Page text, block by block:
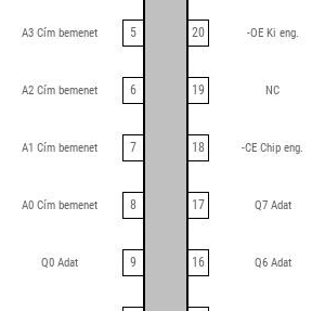
A3 Cím bemenet 5 20 -OE Ki eng.
A2 Cím bemenet 6 19 NC
A1 Cím bemenet 7 18 -CE Chip eng.
A0 Cím bemenet 8 17 Q7 Adat
Q0 Adat 9 16 Q6 Adat